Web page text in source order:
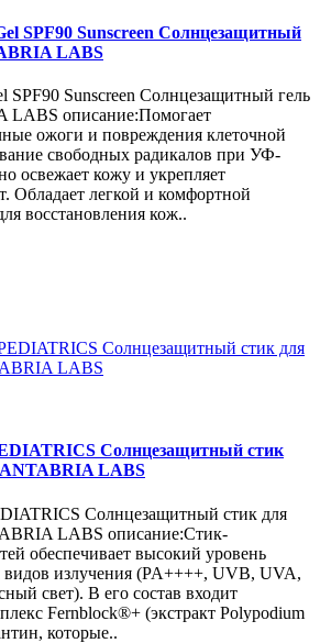
SPF90 Sunscreen Солнцезащитный
LABS
Sunscreen Солнцезащитный гель
LABS описание:Помогает
ожоги и повреждения клеточной
свободных радикалов при УФ-
освежает кожу и укрепляет
Обладает легкой и комфортной
восстановления кож..
Солнцезащитный стик
LABS
Солнцезащитный стик для
LABS описание:Стик-
обеспечивает высокий уровень
излучения (PA++++, UVB, UVA,
свет). В его состав входит
Fernblock®+ (экстракт Polypodium
которые..